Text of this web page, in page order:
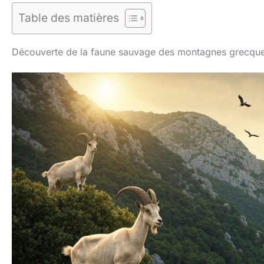
Table des matières
Découverte de la faune sauvage des montagnes